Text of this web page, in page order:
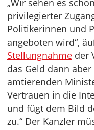
privilegierter
Politikerinnen und
angeboten wird“,
Stellungnahme der
das Geld dann
amtierenden
Vertrauen in die
und fügt dem Bild
zu.“ Der Kanzler